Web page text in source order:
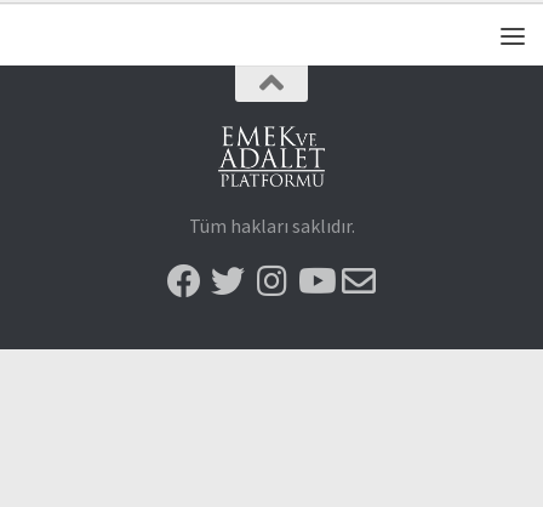
Tüm hakları saklıdır.